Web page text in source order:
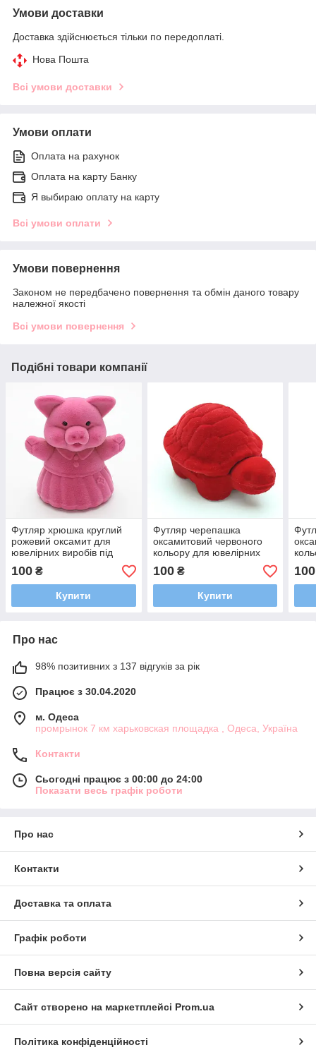
Умови доставки
Доставка здійснюється тільки по передоплаті.
Нова Пошта
Всі умови доставки
Умови оплати
Оплата на рахунок
Оплата на карту Банку
Я выбираю оплату на карту
Всі умови оплати
Умови повернення
Законом не передбачено повернення та обмін даного товару
належної якості
Всі умови повернення
Подібні товари компанії
Футляр хрюшка круглий
рожевий оксамит для
ювелірних виробів під
кільце або прикрашання
розмір 7Х5Х5 см
100 ₴
Купити
Футляр черепашка
оксамитовий червоного
кольору для ювелірних
виробів під кільце або
прикрашання розмір
5х5х5 см
100₴
Купити
100
Про нас
98% позитивних з 137 відгуків за рік
Працює з 30.04.2020
м. Одеса
промрынок 7 км харьковская площадка , Одеса, Україна
Контакти
Сьогодні працює з 00:00 до 24:00
Показати весь графік роботи
Про нас
Контакти
Доставка та оплата
Графік роботи
Повна версія сайту
Сайт створено на маркетплейсі Prom.ua
Політика конфіденційності